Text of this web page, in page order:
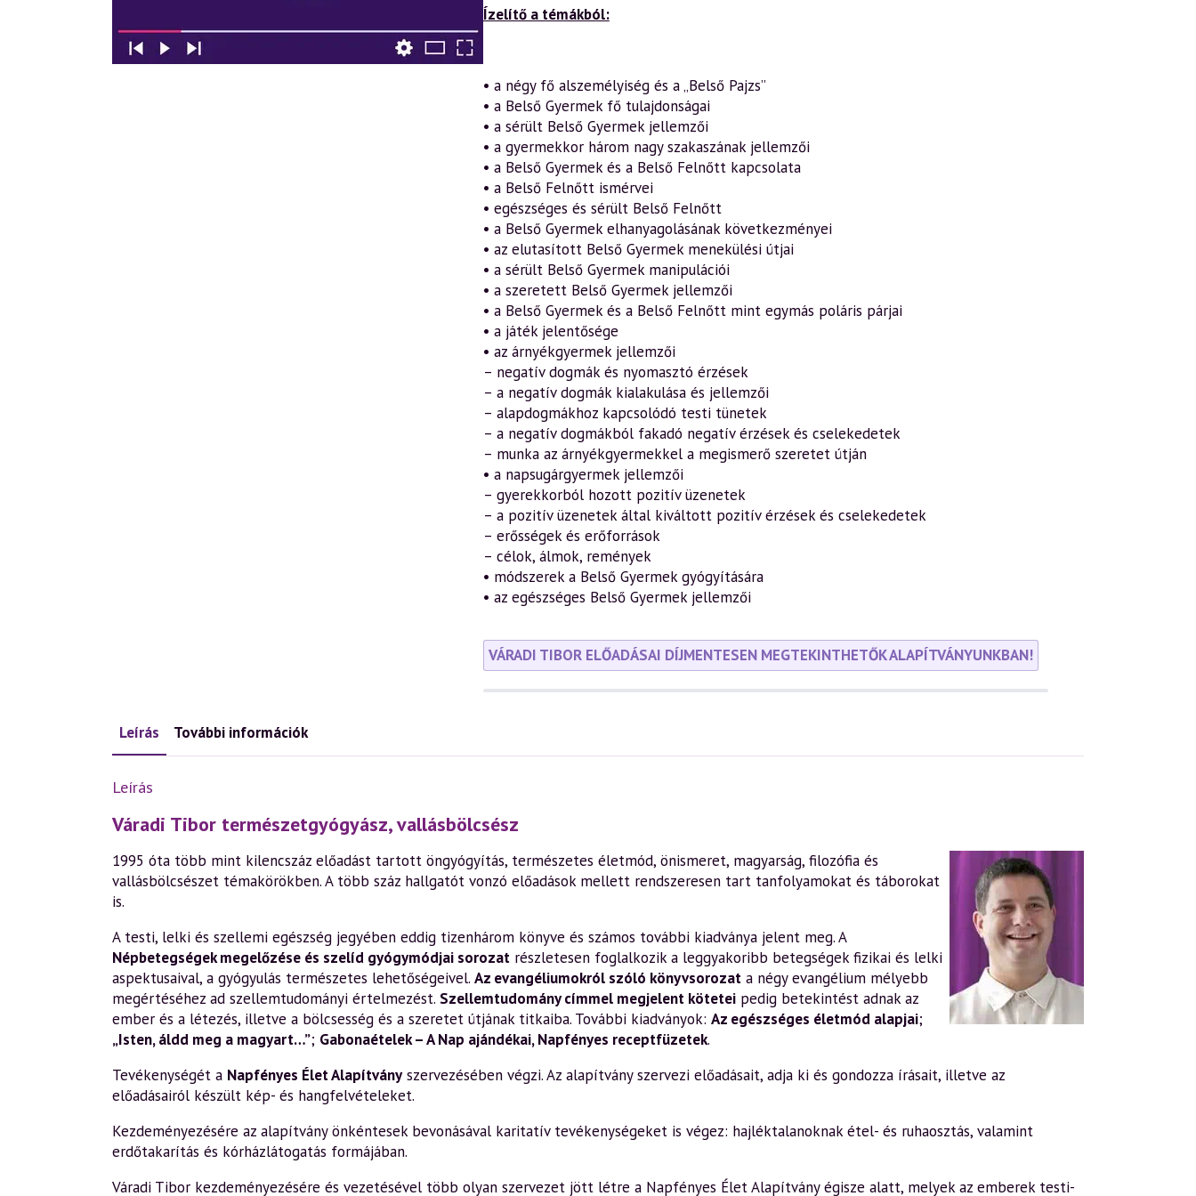
Belső
szerezzük
vissza
a
gyermekkori
örömöt,
lelkesedést
és
játékosságot
(2023.05.13.)
(másolat)
mennyiség
Ízelítő a témákból:
• a négy fő alszemélyiség és a „Belső Pajzs”
• a Belső Gyermek fő tulajdonságai
• a sérült Belső Gyermek jellemzői
• a gyermekkor három nagy szakaszának jellemzői
• a Belső Gyermek és a Belső Felnőtt kapcsolata
• a Belső Felnőtt ismérvei
• egészséges és sérült Belső Felnőtt
• a Belső Gyermek elhanyagolásának következményei
• az elutasított Belső Gyermek menekülési útjai
• a sérült Belső Gyermek manipulációi
• a szeretett Belső Gyermek jellemzői
• a Belső Gyermek és a Belső Felnőtt mint egymás poláris párjai
• a játék jelentősége
• az árnyékgyermek jellemzői
– negatív dogmák és nyomasztó érzések
– a negatív dogmák kialakulása és jellemzői
– alapdogmákhoz kapcsolódó testi tünetek
– a negatív dogmákból fakadó negatív érzések és cselekedetek
– munka az árnyékgyermekkel a megismerő szeretet útján
• a napsugárgyermek jellemzői
– gyerekkorból hozott pozitív üzenetek
– a pozitív üzenetek által kiváltott pozitív érzések és cselekedetek
– erősségek és erőforrások
– célok, álmok, remények
• módszerek a Belső Gyermek gyógyítására
• az egészséges Belső Gyermek jellemzői
VÁRADI TIBOR ELŐADÁSAI DÍJMENTESEN MEGTEKINTHETŐK ALAPÍTVÁNYUNKBAN!
Leírás További információk
Leírás
Váradi Tibor természetgyógyász, vallásbölcsész
1995 óta több mint kilencszáz előadást tartott öngyógyítás, természetes életmód, önismeret, magyarság, filozófia és
vallásbölcsészet témakörökben. A több száz hallgatót vonzó előadások mellett rendszeresen tart tanfolyamokat és táborokat
is.
A testi, lelki és szellemi egészség jegyében eddig tizenhárom könyve és számos további kiadványa jelent meg. A
Népbetegségek megelőzése és szelíd gyógymódjai sorozat részletesen foglalkozik a leggyakoribb betegségek fizikai és lelki
aspektusaival, a gyógyulás természetes lehetőségeivel. Az evangéliumokról szóló könyvsorozat a négy evangélium mélyebb
megértéséhez ad szellemtudományi értelmezést. Szellemtudomány címmel megjelent kötetei pedig betekintést adnak az
ember és a létezés, illetve a bölcsesség és a szeretet útjának titkaiba. További kiadványok: Az egészséges életmód alapjai;
„Isten, áldd meg a magyart…”; Gabonaételek – A Nap ajándékai,Napfényes receptfüzetek.
Tevékenységét a Napfényes Élet Alapítványszervezésében végzi. Az alapítvány szervezi előadásait, adja ki és gondozza írásait, illetve az
előadásairól készült kép- és hangfelvételeket.
Kezdeményezésére az alapítvány önkéntesek bevonásával karitatív tevékenységeket is végez: hajléktalanoknak étel- és ruhaosztás, valamint
erdőtakarítás és kórházlátogatás formájában.
Váradi Tibor kezdeményezésére és vezetésével több olyan szervezet jött létre a Napfényes Élet Alapítvány égisze alatt, melyek az emberek testi-